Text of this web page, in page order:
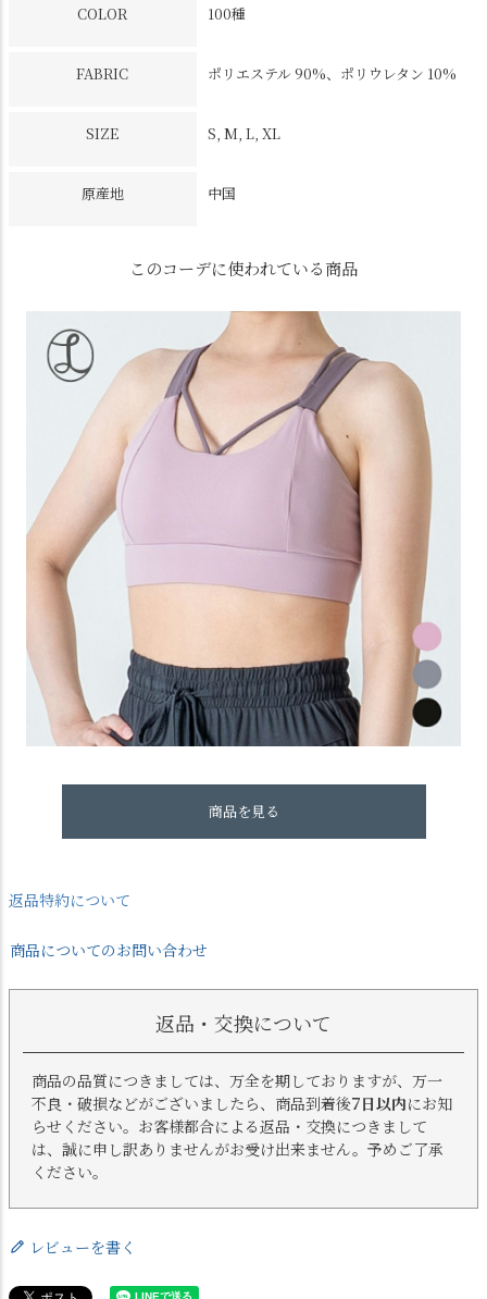
COLOR 100種
FABRIC ポリエステル 90%、ポリウレタン 10%
SIZE S, M, L, XL
原産地 中国
このコーデに使われている商品
商品を見る
返品特約について
商品についてのお問い合わせ
返品・交換について
商品の品質につきましては、万全を期しておりますが、万一
不良・破損などがございましたら、商品到着後7日以内にお知
らせください。お客様都合による返品・交換につきまして
は、誠に申し訳ありませんがお受け出来ません。予めご了承
ください。
レビューを書く